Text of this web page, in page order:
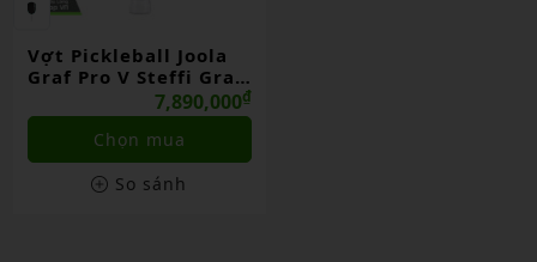
Vợt Pickleball Joola
Graf Pro V Steffi Graf
Seaside Green7,890,000₫
Chọn mua
So sánh